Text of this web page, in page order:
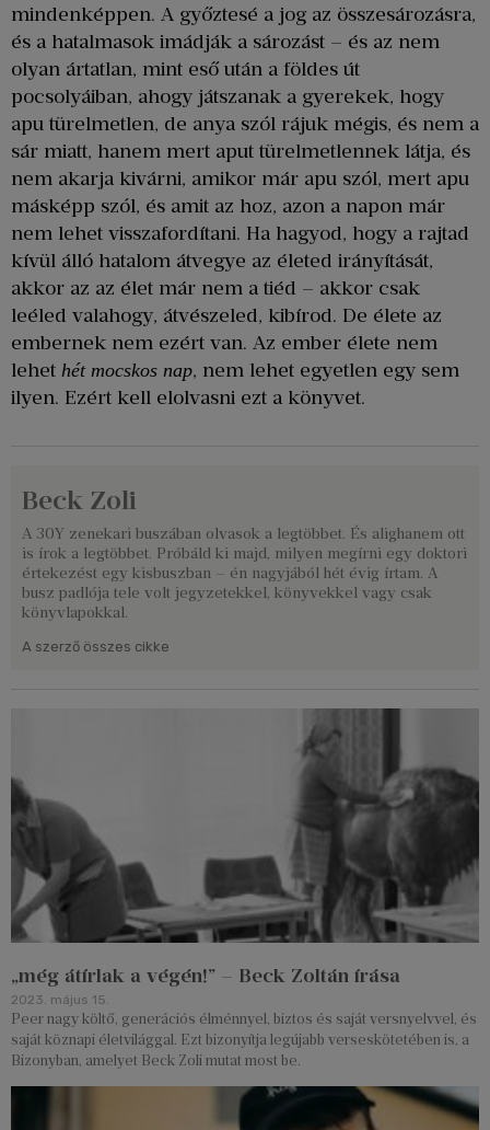
mindenképpen. A győztesé a jog az összesározásra,
és a hatalmasok imádják a sározást – és az nem
olyan ártatlan, mint eső után a földes út
pocsolyáiban, ahogy játszanak a gyerekek, hogy
apu türelmetlen, de anya szól rájuk mégis, és nem a
sár miatt, hanem mert aput türelmetlennek látja, és
nem akarja kivárni, amikor már apu szól, mert apu
másképp szól, és amit az hoz, azon a napon már
nem lehet visszafordítani. Ha hagyod, hogy a rajtad
kívül álló hatalom átvegye az életed irányítását,
akkor az az élet már nem a tiéd – akkor csak
leéled valahogy, átvészeled, kibírod. De élete az
embernek nem ezért van. Az ember élete nem
lehet hét mocskos nap, nem lehet egyetlen egy sem
ilyen. Ezért kell elolvasni ezt a könyvet.
Beck Zoli
A 30Y zenekari buszában olvasok a legtöbbet. És alighanem ott
is írok a legtöbbet. Próbáld ki majd, milyen megírni egy doktori
értekezést egy kisbuszban – én nagyjából hét évig írtam. A
busz padlója tele volt jegyzetekkel, könyvekkel vagy csak
könyvlapokkal.
A szerző összes cikke
„még átírlak a végén!” – Beck Zoltán írása
2023. május 15.
Peer nagy költő, generációs élménnyel, biztos és saját versnyelvvel, és
saját köznapi életvilággal. Ezt bizonyítja legújabb verseskötetében is, a
Bizonyban, amelyet Beck Zoli mutat most be.